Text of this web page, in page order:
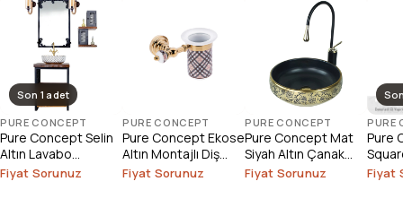
Son 1 adet
PURE CONCEPT
Pure Concept Selin
Altın Lavabo
Bataryası (Outlet)
Fiyat Sorunuz
PURE CONCEPT
Pure Concept Ekose
Altın Montajlı Diş
Fırçalık
Fiyat Sorunuz
PURE CONCEPT
Pure Concept Mat
Siyah Altın Çanak
Lavabo
Fiyat Sorunuz
PURE
Pure
Fiyat